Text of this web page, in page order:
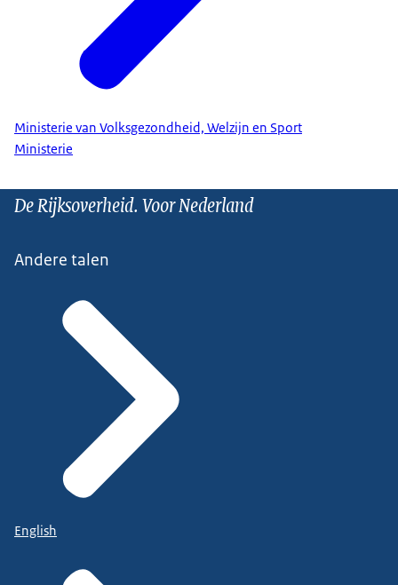
Ministerie van Volksgezondheid, Welzijn en Sport
Ministerie
De Rijksoverheid. Voor Nederland
Andere talen
English